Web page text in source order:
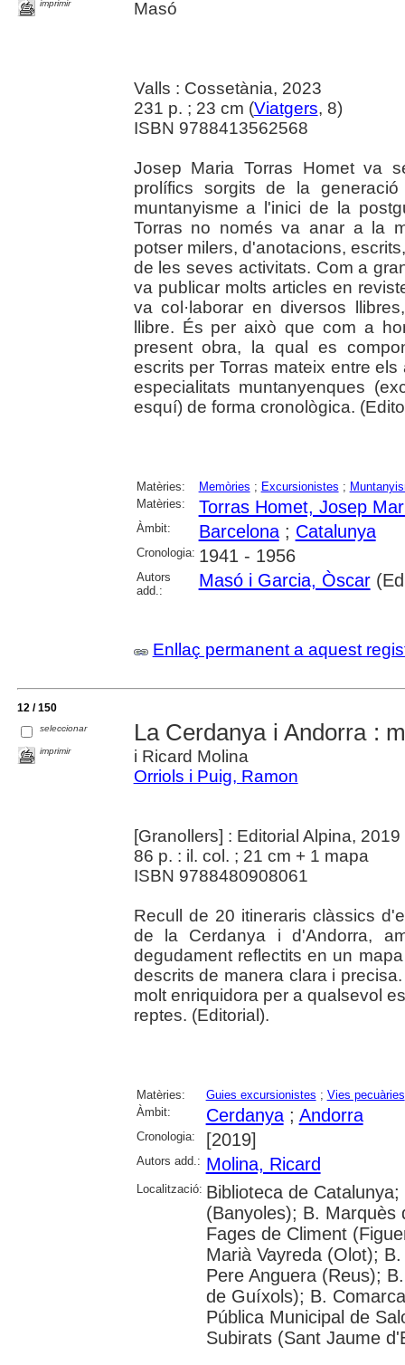
imprimir Masó
Valls : Cossetània, 2023
231 p. ; 23 cm (Viatgers, 8)
ISBN 9788413562568
Josep Maria Torras Homet va
prolífics sorgits de la
muntanyisme a l'inici de la
Torras no només va anar a la
potser milers, d'anotacions,
de les seves activitats. Com a
va publicar molts articles en
va col·laborar en diversos
llibre. És per això que com a
present obra, la qual es
escrits per Torras mateix entre
especialitats muntanyenques
esquí) de forma cronològica.
Matèries: Memòries ; Excursionistes ;
Matèries:
Torras Homet, Josep
Àmbit: Barcelona; Catalunya
Cronologia: 1941 - 1956
Autors
add.:
Masó i Garcia, Òscar
Enllaç permanent a aquest
12 / 150
seleccionar
imprimir
La Cerdanya i Andorra :
i Ricard Molina
Orriols i Puig, Ramon
[Granollers] : Editorial Alpina, 2019
86 p. : il. col. ; 21 cm + 1 mapa
ISBN 9788480908061
Recull de 20 itineraris clàssics
de la Cerdanya i d'Andorra,
degudament reflectits en un
descrits de manera clara i
molt enriquidora per a qualsevol
reptes. (Editorial).
Matèries: Guies excursionistes ; Vies pecuàries
Àmbit:
Cerdanya; Andorra
Cronologia: [2019]
Autors add.: Molina, Ricard
Localització: Biblioteca de
(Banyoles); B. Marquès
Fages de Climent
Marià Vayreda (Olot);
Pere Anguera (Reus);
de Guíxols); B.
Pública Municipal de
Subirats (Sant Jaume